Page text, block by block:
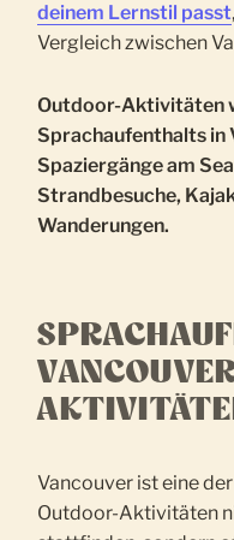
deinem Lernstil passt
Vergleich zwischen
Outdoor-Aktivitäten
Sprachaufenthalts in
Spaziergänge am
Strandbesuche,
Wanderungen.
Vancouver ist eine
Outdoor-Aktivitäten